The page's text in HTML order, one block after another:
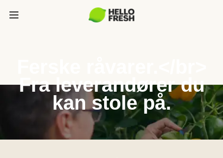
Fra leverandører du
kan stole på.